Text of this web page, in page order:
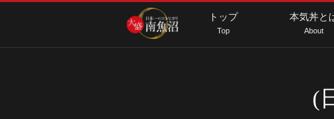
トップ
Top
本気丼と
About
(